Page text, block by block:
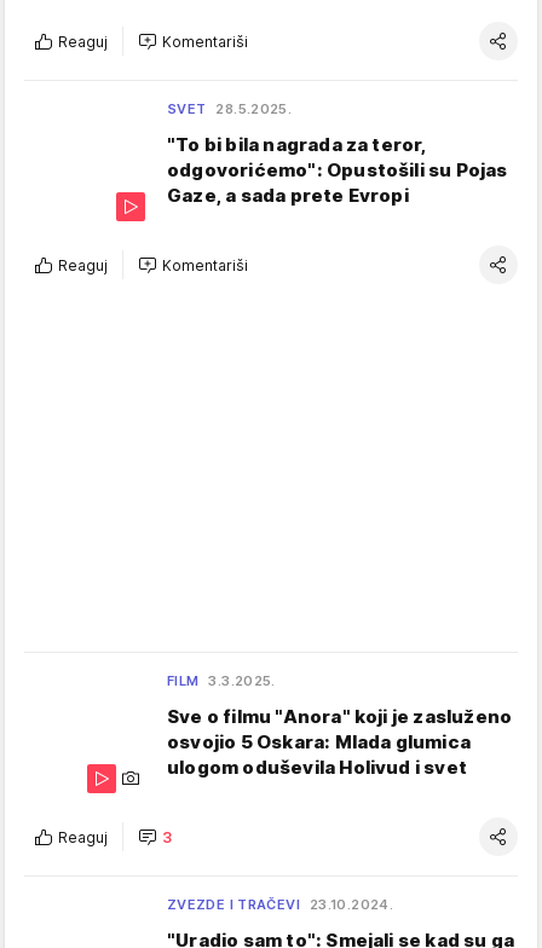
Reaguj Komentariši
SVET 28.5.2025.
"To bi bila nagrada za teror,
odgovorićemo": Opustošili su Pojas
Gaze, a sada prete Evropi
Reaguj Komentariši
FILM 3.3.2025.
Sve o filmu "Anora" koji je zasluženo
osvojio 5 Oskara: Mlada glumica
ulogom oduševila Holivud i svet
Reaguj 3
ZVEZDE I TRAČEVI 23.10.2024.
"Uradio sam to": Smejali se kad su ga